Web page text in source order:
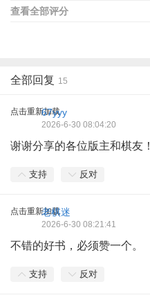
查看全部评分
全部回复 15
点击重新加载
67yyy
2026-6-30 08:04:20
谢谢分享的各位版主和棋友！
支持 反对
点击重新加载
老棋迷
2026-6-30 08:21:41
不错的好书，必须赞一个。
支持 反对